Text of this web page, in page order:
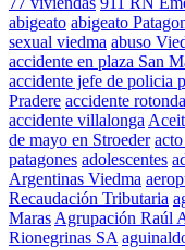
abigeato abigeato
sexual viedma abuso
accidente en plaza San
accidente jefe de policia
Pradere accidente
accidente villalonga
de mayo en Stroeder
patagones adolescentes
Argentinas Viedma
Recaudación Tributaria
Maras Agrupación Raúl
Rionegrinas SA